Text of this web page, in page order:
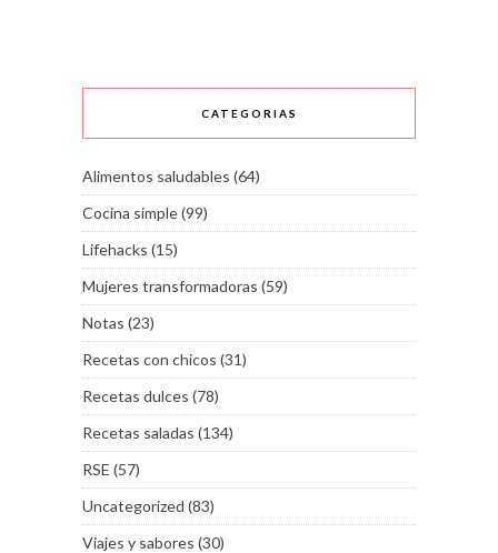
CATEGORIAS
Alimentos saludables (64)
Cocina simple(99)
Lifehacks (15)
Mujeres transformadoras (59)
Notas (23)
Recetas con chicos (31)
Recetas dulces (78)
Recetas saladas (134)
RSE (57)
Uncategorized (83)
Viajes y sabores (30)